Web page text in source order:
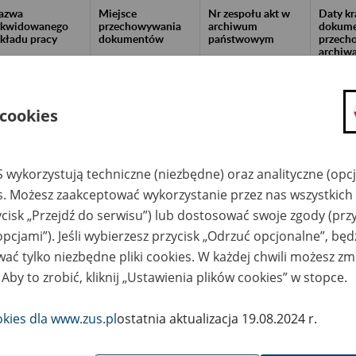
pracy
Miejsce
przechowywania
dokumentów
Nr zespołu akt w
archiwum
państwowym
Daty
.com
Spółka z
w likwidacji, 96-
Żyrardów, ul.
76
Archiwum Państwowe
w Warszawie Oddział
Dokumentacji
Osobowej i Płacowej
w Milanówku, ul.
Stefana Okrzei 1, 05-
822 Milanówek, tel.
22 724 76 05, adres
e-mail:
1995-
wykorzystują techniczne (niezbędne) oraz analityczne
Możesz zaakceptować wykorzystanie przez nas
„Przejdź do serwisu”) lub dostosować swoje zgody
Jeśli wybierzesz przycisk „Odrzuć opcjonalne”,
tylko niezbędne pliki cookies. W każdej chwili możesz
to zrobić, kliknij „Ustawienia plików cookies” w stopce.
dla www.zus.plostatnia aktualizacja 19.08.2024 r.